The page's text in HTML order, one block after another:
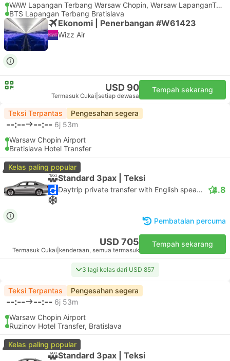
WAW Lapangan Terbang Warsaw Chopin, Warsaw LapanganTerbang
BTS Lapangan Terbang Bratislava
Ekonomi | Penerbangan #W61423
Wizz Air
USD 90
Termasuk Cukai setiap dewasa
Tempah sekarang
Teksi Terpantas Pengesahan segera
--:-- --:-- 6j 53m
Warsaw Chopin Airport
Bratislava Hotel Transfer
Kelas paling popular
Standard 3pax | Teksi
Daytrip private transfer with English speaking driver 4.8
Pembatalan percuma
USD 705
Termasuk Cukai kenderaan, semua termasuk
Tempah sekarang
3 lagi kelas dari USD 857
Teksi Terpantas Pengesahan segera
--:-- --:-- 6j 53m
Warsaw Chopin Airport
Ruzinov Hotel Transfer, Bratislava
Kelas paling popular
Standard 3pax | Teksi